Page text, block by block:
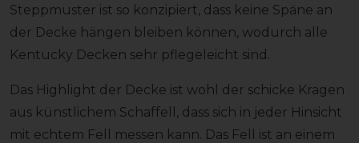
Steppmuster ist so konzipiert, dass keine Späne an
der Decke hängen bleiben können, wodurch alle
Kentucky Decken sehr pflegeleicht sind.
Das Highlight der Decke ist wohl der schicke Kragen
aus künstlichem Schaffell, dass sich in jeder Hinsicht
mit echtem Fell messen kann. Das Fell ist an einem